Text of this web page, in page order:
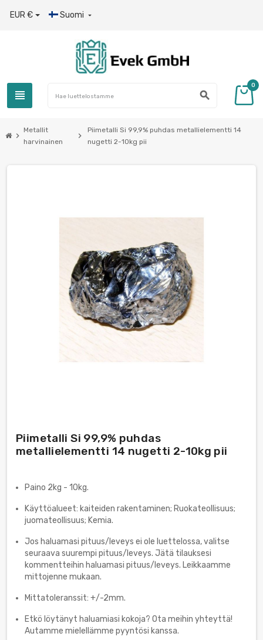
EUR € Suomi 
view_headline search
0
chevron_right
Metallit
harvinainen
chevron_right
Piimetalli Si 99,9% puhdas metallielementti 14
nugetti 2-10kg pii
Piimetalli Si 99,9% puhdas
metallielementti 14 nugetti 2-10kg pii
Paino 2kg - 10kg.
Käyttöalueet: kaiteiden rakentaminen; Ruokateollisuus;
juomateollisuus; Kemia.
Jos haluamasi pituus/leveys ei ole luettelossa, valitse
seuraava suurempi pituus/leveys. Jätä tilauksesi
kommentteihin haluamasi pituus/leveys. Leikkaamme
mittojenne mukaan.
Mittatoleranssit: +/-2mm.
Etkö löytänyt haluamiasi kokoja? Ota meihin yhteyttä!
Autamme mielellämme pyyntösi kanssa.